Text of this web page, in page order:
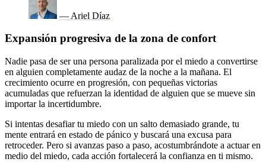
— Ariel Díaz
Expansión progresiva de la zona de confort
Nadie pasa de ser una persona paralizada por el miedo a convertirse
en alguien completamente audaz de la noche a la mañana. El
crecimiento ocurre en progresión, con pequeñas victorias
acumuladas que refuerzan la identidad de alguien que se mueve sin
importar la incertidumbre.
Si intentas desafiar tu miedo con un salto demasiado grande, tu
mente entrará en estado de pánico y buscará una excusa para
retroceder. Pero si avanzas paso a paso, acostumbrándote a actuar en
medio del miedo, cada acción fortalecerá la confianza en ti mismo.